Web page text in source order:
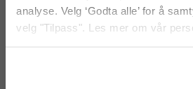
analyse. Velg ‘Godta alle’ for å
velg "Tilpass". Les mer om vår
Finansiering til
av Fixa-
TFinans bytter snart navn